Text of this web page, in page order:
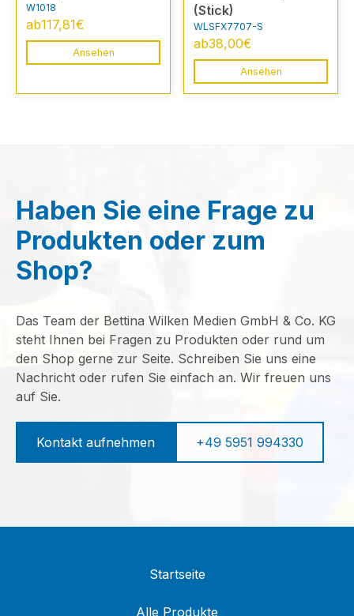
W1018
ab117,81€
Ansehen
(Stick)
WLSFX7707-S
ab38,00€
Ansehen
Haben Sie eine Frage zu
Produkten oder zum
Shop?
Das Team der Bettina Wilken Medien GmbH & Co. KG
steht Ihnen bei Fragen zu Produkten oder rund um
den Shop gerne zur Seite. Schreiben Sie uns eine
Nachricht oder rufen Sie einfach an. Wir freuen uns
auf Sie.
Kontakt aufnehmen +49 5951 994330
Startseite
Alle Produkte